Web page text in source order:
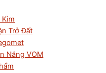
Trở Đất
Năng VOM